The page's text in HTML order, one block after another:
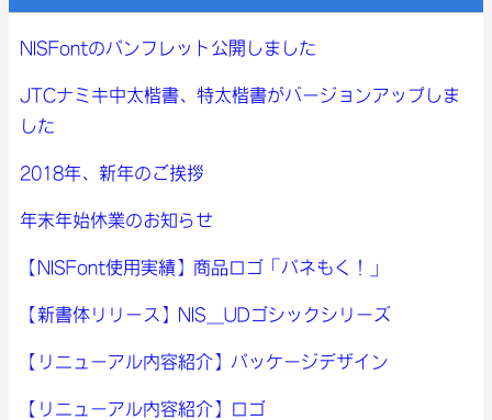
NISFontのパンフレット公開しました
JTCナミキ中太楷書、特太楷書がバージョンアップしま
した
2018年、新年のご挨拶
年末年始休業のお知らせ
【NISFont使用実績】商品ロゴ「パネもく！」
【新書体リリース】NIS_UDゴシックシリーズ
【リニューアル内容紹介】パッケージデザイン
【リニューアル内容紹介】ロゴ